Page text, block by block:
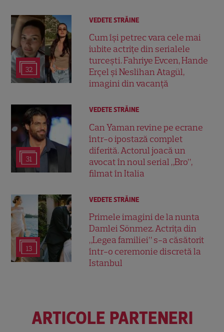
32
VEDETE STRĂINE
Cum își petrec vara cele mai
iubite actrițe din serialele
turcești. Fahriye Evcen, Hande
Erçel și Neslihan Atagül,
imagini din vacanță
31
VEDETE STRĂINE
Can Yaman revine pe ecrane
într-o ipostază complet
diferită. Actorul joacă un
avocat în noul serial „Bro”,
filmat în Italia
13
VEDETE STRĂINE
Primele imagini de la nunta
Damlei Sönmez. Actrița din
„Legea familiei” s-a căsătorit
într-o ceremonie discretă la
Istanbul
ARTICOLE PARTENERI